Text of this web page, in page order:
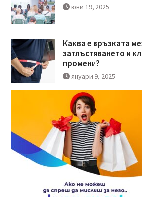
юни 19, 2025
Каква е връзката
затлъстяването и
промени?
януари 9, 2025